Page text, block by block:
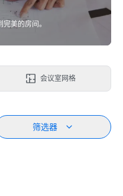
美的房间。
会议室网格
筛选器